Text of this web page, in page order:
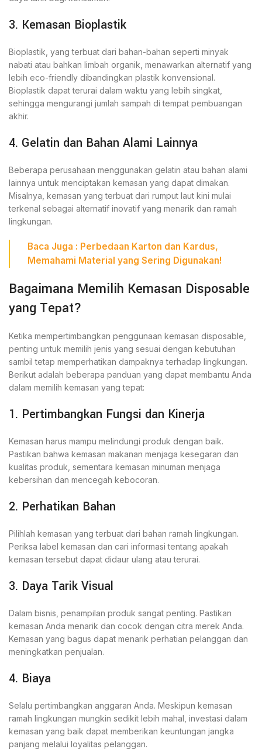
3. Kemasan Bioplastik
Bioplastik, yang terbuat dari bahan-bahan seperti minyak
nabati atau bahkan limbah organik, menawarkan alternatif yang
lebih eco-friendly dibandingkan plastik konvensional.
Bioplastik dapat terurai dalam waktu yang lebih singkat,
sehingga mengurangi jumlah sampah di tempat pembuangan
akhir.
4. Gelatin dan Bahan Alami Lainnya
Beberapa perusahaan menggunakan gelatin atau bahan alami
lainnya untuk menciptakan kemasan yang dapat dimakan.
Misalnya, kemasan yang terbuat dari rumput laut kini mulai
terkenal sebagai alternatif inovatif yang menarik dan ramah
lingkungan.
Baca Juga : Perbedaan Karton dan Kardus,
Memahami Material yang Sering Digunakan!
Bagaimana Memilih Kemasan Disposable
yang Tepat?
Ketika mempertimbangkan penggunaan kemasan disposable,
penting untuk memilih jenis yang sesuai dengan kebutuhan
sambil tetap memperhatikan dampaknya terhadap lingkungan.
Berikut adalah beberapa panduan yang dapat membantu Anda
dalam memilih kemasan yang tepat:
1. Pertimbangkan Fungsi dan Kinerja
Kemasan harus mampu melindungi produk dengan baik.
Pastikan bahwa kemasan makanan menjaga kesegaran dan
kualitas produk, sementara kemasan minuman menjaga
kebersihan dan mencegah kebocoran.
2. Perhatikan Bahan
Pilihlah kemasan yang terbuat dari bahan ramah lingkungan.
Periksa label kemasan dan cari informasi tentang apakah
kemasan tersebut dapat didaur ulang atau terurai.
3. Daya Tarik Visual
Dalam bisnis, penampilan produk sangat penting. Pastikan
kemasan Anda menarik dan cocok dengan citra merek Anda.
Kemasan yang bagus dapat menarik perhatian pelanggan dan
meningkatkan penjualan.
4. Biaya
Selalu pertimbangkan anggaran Anda. Meskipun kemasan
ramah lingkungan mungkin sedikit lebih mahal, investasi dalam
kemasan yang baik dapat memberikan keuntungan jangka
panjang melalui loyalitas pelanggan.